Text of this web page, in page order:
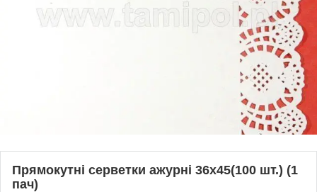
Прямокутні серветки ажурні 36х45(100 шт.) (1
пач)